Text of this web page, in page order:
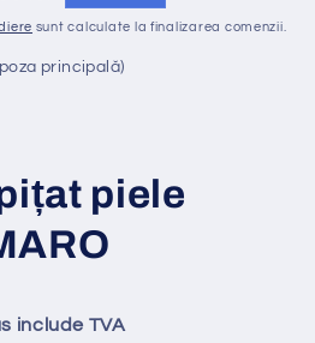
sunt calculate la finalizarea comenzii.
principală)
țat piele
include TVA